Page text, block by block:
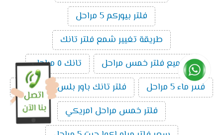
فلتر بيوركم 5 مراحل
طريقة تغيير شمع فلتر تانك
تجميع فلتر خمس مراحل
تانك ٥ مراحل
فلتر ماء 5 مراحل
فلتر تانك باور بلس ال5 مراحل
فلتر خمس مراحل امريكي